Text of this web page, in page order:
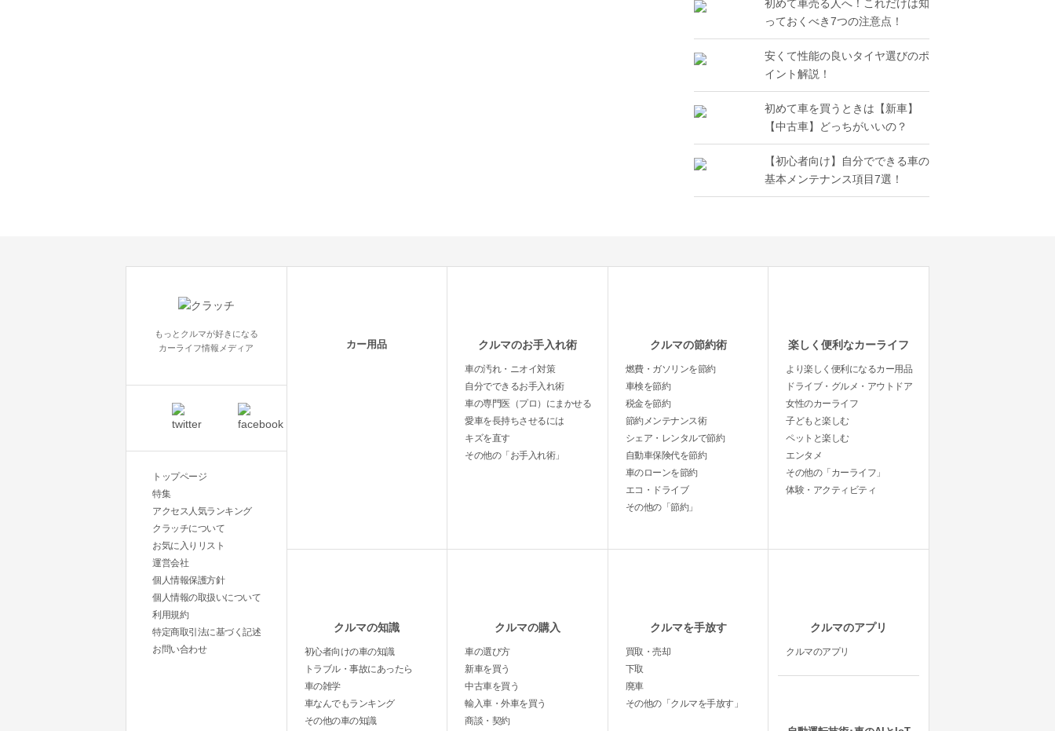
初めて車売る人へ！これだけは知
っておくべき7つの注意点！
安くて性能の良いタイヤ選びのポ
イント解説！
初めて車を買うときは【新車】
【中古車】どっちがいいの？
【初心者向け】自分でできる車の
基本メンテナンス項目7選！
もっとクルマが好きになる
カーライフ情報メディア
トップページ
特集
アクセス人気ランキング
クラッチについて
お気に入りリスト
運営会社
個人情報保護方針
個人情報の取扱いについて
利用規約
特定商取引法に基づく記述
お問い合わせ
カー用品 クルマのお手入れ術
車の汚れ・ニオイ対策
自分でできるお手入れ術
車の専門医（プロ）にまかせる
愛車を長持ちさせるには
キズを直す
その他の「お手入れ術」
クルマの節約術
燃費・ガソリンを節約
車検を節約
税金を節約
節約メンテナンス術
シェア・レンタルで節約
自動車保険代を節約
車のローンを節約
エコ・ドライブ
その他の「節約」
楽しく便利なカーライフ
より楽しく便利になるカー用品
ドライブ・グルメ・アウトドア
女性のカーライフ
子どもと楽しむ
ペットと楽しむ
エンタメ
その他の「カーライフ」
体験・アクティビティ
クルマの知識
初心者向けの車の知識
トラブル・事故にあったら
車の雑学
車なんでもランキング
その他の車の知識
クルマの購入
車の選び方
新車を買う
中古車を買う
輸入車・外車を買う
商談・契約
クルマを手放す
買取・売却
下取
廃車
その他の「クルマを手放す」
クルマのアプリ
クルマのアプリ